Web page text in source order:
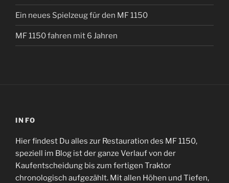
Ein neues Spielzeug für den MF 1150
MF 1150 fahren mit 6 Jahren
INFO
Hier findest Du alles zur Restauration des MF 1150,
speziell im Blog ist der ganze Verlauf von der
Kaufentscheidung bis zum fertigen Traktor
chronologisch aufgezählt. Mit allen Höhen und Tiefen,